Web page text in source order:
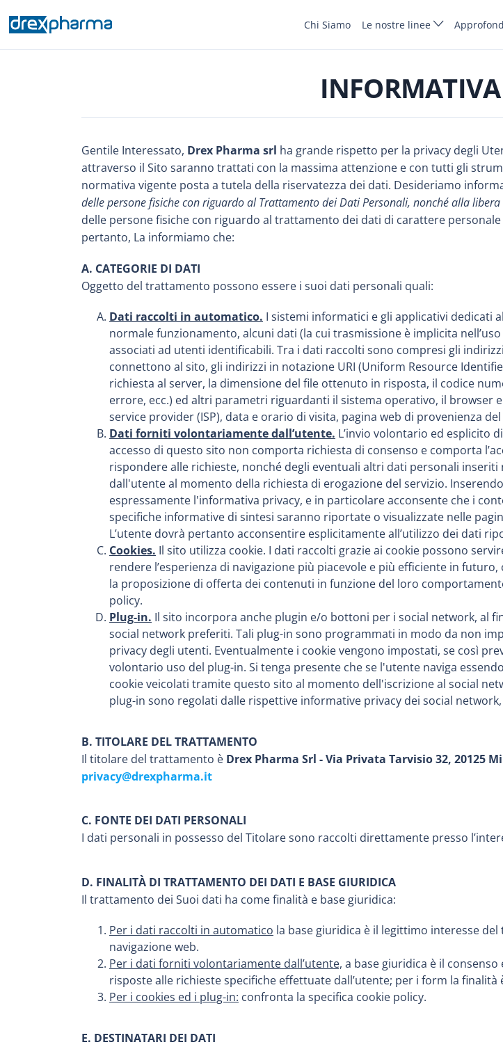
Chi Siamo Le nostre linee
Gentile Interessato, Drex Pharma srl ha grande rispetto per la privacy degli
attraverso il Sito saranno trattati con la massima attenzione e con tutti gli
normativa vigente posta a tutela della riservatezza dei dati. Desideriamo
delle persone fisiche con riguardo al Trattamento dei Dati Personali, nonché alla
delle persone fisiche con riguardo al trattamento dei dati di carattere
pertanto, La informiamo che:
A. CATEGORIE DI DATI
Oggetto del trattamento possono essere i suoi dati personali quali:
Dati raccolti in automatico. I sistemi informatici e gli applicativi dedicati
normale funzionamento, alcuni dati (la cui trasmissione è implicita
associati ad utenti identificabili. Tra i dati raccolti sono compresi gli
connettono al sito, gli indirizzi in notazione URI (Uniform Resource
richiesta al server, la dimensione del file ottenuto in risposta, il codice
errore, ecc.) ed altri parametri riguardanti il sistema operativo, il browser
service provider (ISP), data e orario di visita, pagina web di provenienza
Dati forniti volontariamente dall’utente. L’invio volontario ed esplicito
accesso di questo sito non comporta richiesta di consenso e comporta
rispondere alle richieste, nonché degli eventuali altri dati personali
dall'utente al momento della richiesta di erogazione del servizio.
espressamente l'informativa privacy, e in particolare acconsente che i
specifiche informative di sintesi saranno riportate o visualizzate nelle
L’utente dovrà pertanto acconsentire esplicitamente all’utilizzo dei dati
Cookies. Il sito utilizza cookie. I dati raccolti grazie ai cookie possono
rendere l’esperienza di navigazione più piacevole e più efficiente in
la proposizione di offerta dei contenuti in funzione del loro
policy.
Plug-in. Il sito incorpora anche plugin e/o bottoni per i social network, al
social network preferiti. Tali plug-in sono programmati in modo da non
privacy degli utenti. Eventualmente i cookie vengono impostati, se così
volontario uso del plug-in. Si tenga presente che se l'utente naviga
cookie veicolati tramite questo sito al momento dell'iscrizione al social
plug-in sono regolati dalle rispettive informative privacy dei social
B. TITOLARE DEL TRATTAMENTO
Il titolare del trattamento è Drex Pharma Srl - Via Privata Tarvisio 32, 20125
privacy@drexpharma.it
C. FONTE DEI DATI PERSONALI
I dati personali in possesso del Titolare sono raccolti direttamente presso
D. FINALITÀ DI TRATTAMENTO DEI DATI E BASE GIURIDICA
Il trattamento dei Suoi dati ha come finalità e base giuridica:
Per i dati raccolti in automatico la base giuridica è il legittimo interesse
navigazione web.
Per i dati forniti volontariamente dall’utente, a base giuridica è il
risposte alle richieste specifiche effettuate dall’utente; per i form la
Per i cookies ed i plug-in: confronta la specifica cookie policy.
E. DESTINATARI DEI DATI